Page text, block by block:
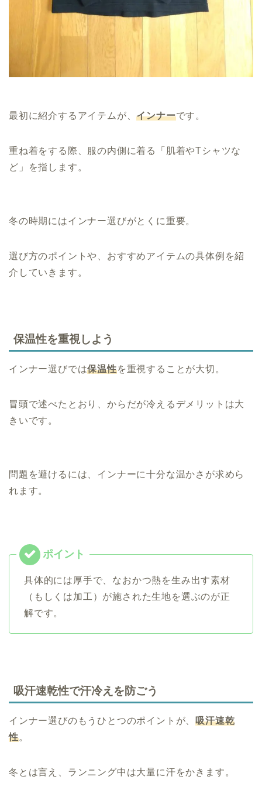
最初に紹介するアイテムが、インナーです。
重ね着をする際、服の内側に着る「肌着やTシャツな
ど」を指します。
冬の時期にはインナー選びがとくに重要。
選び方のポイントや、おすすめアイテムの具体例を紹
介していきます。
保温性を重視しよう
インナー選びでは保温性を重視することが大切。
冒頭で述べたとおり、からだが冷えるデメリットは大
きいです。
問題を避けるには、インナーに十分な温かさが求めら
れます。
具体的には厚手で、なおかつ熱を生み出す素材
（もしくは加工）が施された生地を選ぶのが正
解です。
吸汗速乾性で汗冷えを防ごう
インナー選びのもうひとつのポイントが、吸汗速乾
性。
冬とは言え、ランニング中は大量に汗をかきます。